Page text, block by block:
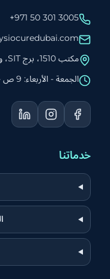
+971 50 301 3005
مكتب 1510، برج SIT، واحة دبي للسيليكون، دبي
الجمعة - الأربعاء: 9 ص - 8 م
خدماتنا